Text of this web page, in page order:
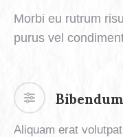
Morbi eu rutrum
purus vel
Aliquam erat